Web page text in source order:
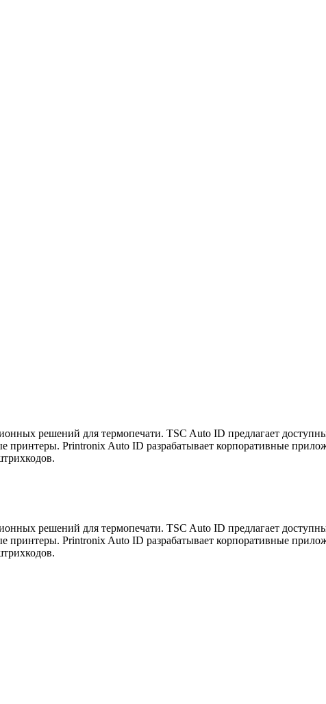
решений для термопечати. TSC Auto ID предлагает
Printronix Auto ID разрабатывает корпоративные
решений для термопечати. TSC Auto ID предлагает
Printronix Auto ID разрабатывает корпоративные